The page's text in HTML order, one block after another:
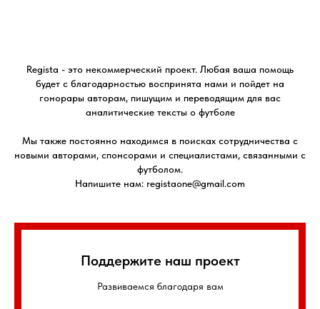
Regista - это некоммерческий проект. Любая ваша помощь
будет с благодарностью воспринята нами и пойдет на
гонорары авторам, пишущим и переводящим для вас
аналитические тексты о футболе
Мы также постоянно находимся в поисках сотрудничества с
новыми авторами, спонсорами и специалистами, связанными с
футболом.
Напишите нам: registaone@gmail.com
Поддержите наш проект
Развиваемся благодаря вам